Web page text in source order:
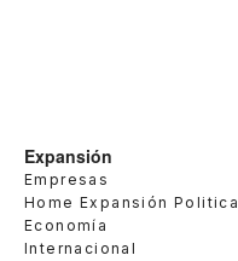
Expansión
Empresas
Home Expansión Politica
Economía
Internacional